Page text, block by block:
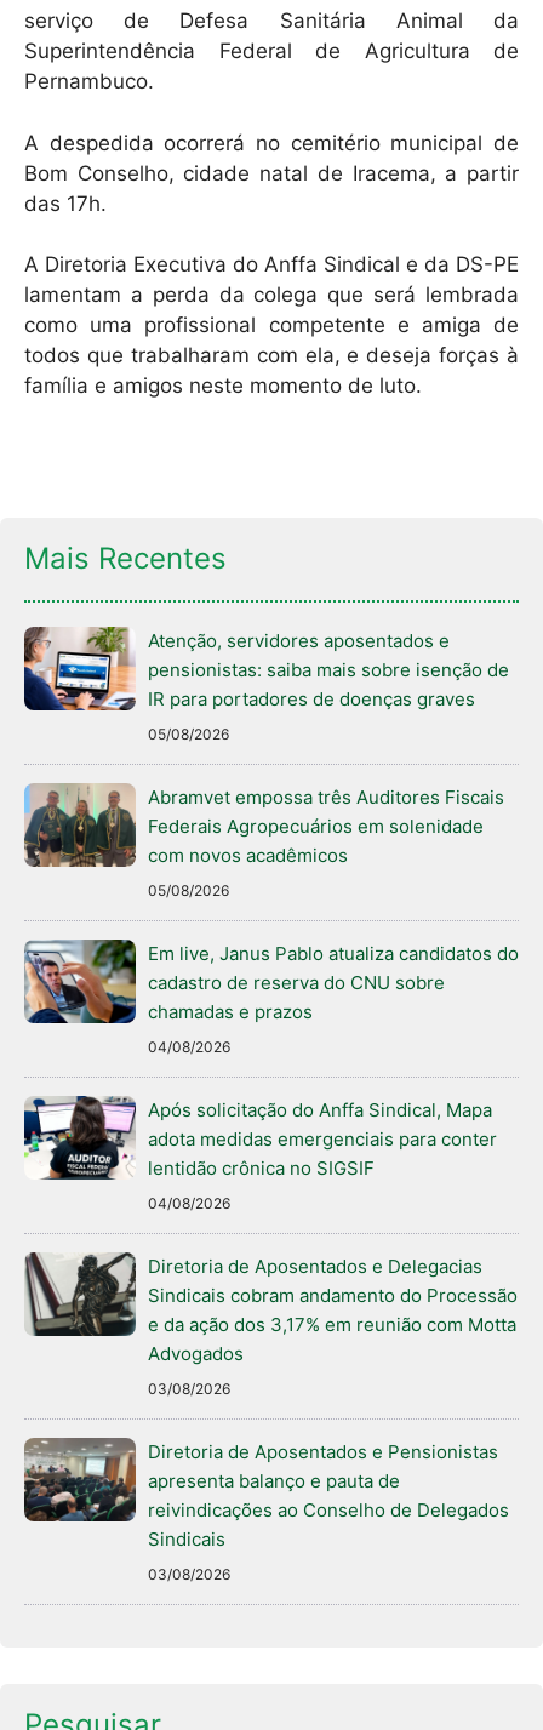
serviço de Defesa Sanitária Animal da
Superintendência Federal de Agricultura de
Pernambuco.
A despedida ocorrerá no cemitério municipal de
Bom Conselho, cidade natal de Iracema, a partir
das 17h.
A Diretoria Executiva do Anffa Sindical e da DS-PE
lamentam a perda da colega que será lembrada
como uma profissional competente e amiga de
todos que trabalharam com ela, e deseja forças à
família e amigos neste momento de luto.
Mais Recentes
Atenção, servidores aposentados e
pensionistas: saiba mais sobre isenção de
IR para portadores de doenças graves
05/08/2026
Abramvet empossa três Auditores Fiscais
Federais Agropecuários em solenidade
com novos acadêmicos
05/08/2026
Em live, Janus Pablo atualiza candidatos do
cadastro de reserva do CNU sobre
chamadas e prazos
04/08/2026
Após solicitação do Anffa Sindical, Mapa
adota medidas emergenciais para conter
lentidão crônica no SIGSIF
04/08/2026
Diretoria de Aposentados e Delegacias
Sindicais cobram andamento do Processão
e da ação dos 3,17% em reunião com Motta
Advogados
03/08/2026
Diretoria de Aposentados e Pensionistas
apresenta balanço e pauta de
reivindicações ao Conselho de Delegados
Sindicais
03/08/2026